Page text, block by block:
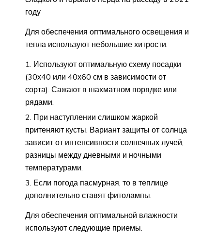
году
Для обеспечения оптимального освещения и
тепла используют небольшие хитрости.
Используют оптимальную схему посадки
(30х40 или 40х60 см в зависимости от
сорта). Сажают в шахматном порядке или
рядами.
При наступлении слишком жаркой
притеняют кусты. Вариант защиты от солнца
зависит от интенсивности солнечных лучей,
разницы между дневными и ночными
температурами.
Если погода пасмурная, то в теплице
дополнительно ставят фитолампы.
Для обеспечения оптимальной влажности
используют следующие приемы.